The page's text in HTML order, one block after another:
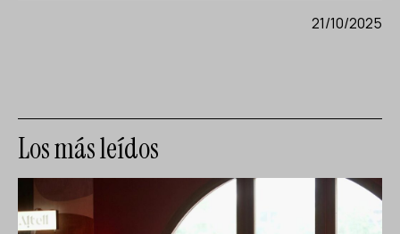
21/10/2025
Los más leídos